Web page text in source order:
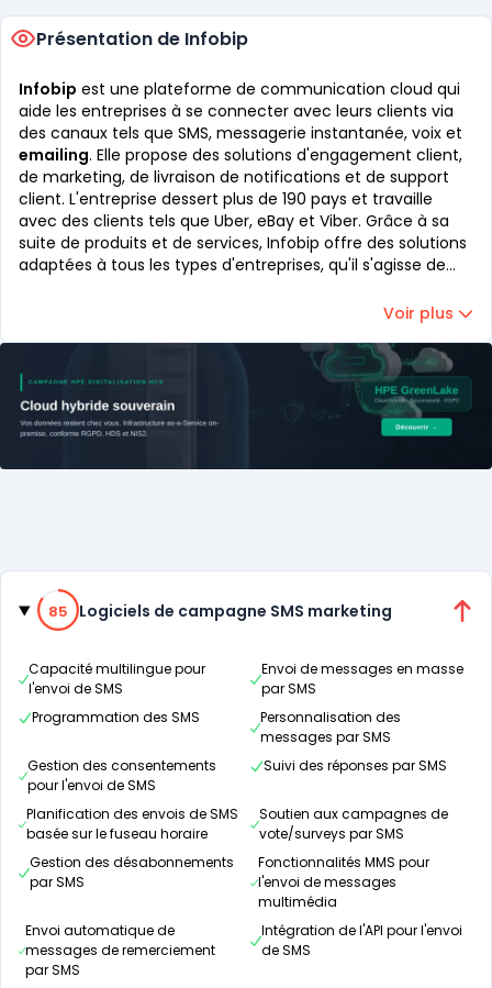
Présentation de Infobip
Infobip est une plateforme de communication cloud qui
aide les entreprises à se connecter avec leurs clients via
des canaux tels que SMS, messagerie instantanée, voix et
emailing. Elle propose des solutions d'engagement client,
de marketing, de livraison de notifications et de support
client. L'entreprise dessert plus de 190 pays et travaille
avec des clients tels que Uber, eBay et Viber. Grâce à sa
suite de produits et de services, Infobip offre des solutions
adaptées à tous les types d'entreprises, qu'il s'agisse de
Voir plus
Catégories
85% de compatibilité
85 Logiciels de campagne SMS marketing
Capacité multilingue pour
l'envoi de SMS
Envoi de messages en masse
par SMS
Programmation des SMS
Personnalisation des
messages par SMS
Gestion des consentements
pour l'envoi de SMS
Suivi des réponses par SMS
Planification des envois de SMS
basée sur le fuseau horaire
Soutien aux campagnes de
vote/surveys par SMS
Gestion des désabonnements
par SMS
Fonctionnalités MMS pour
l'envoi de messages
multimédia
Envoi automatique de
messages de remerciement
par SMS
Intégration de l'API pour l'envoi
de SMS